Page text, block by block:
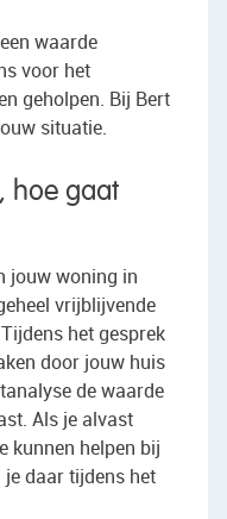
waarde
voor het
geholpen. Bij Bert
situatie.
hoe gaat
jouw woning in
vrijblijvende
het gesprek
door jouw huis
de waarde
Als je alvast
kunnen helpen bij
daar tijdens het